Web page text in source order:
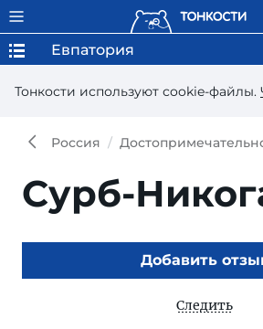
Тонкости используют сookie-файлы.
Евпатория
Россия
Сурб-
Добавить
Следить